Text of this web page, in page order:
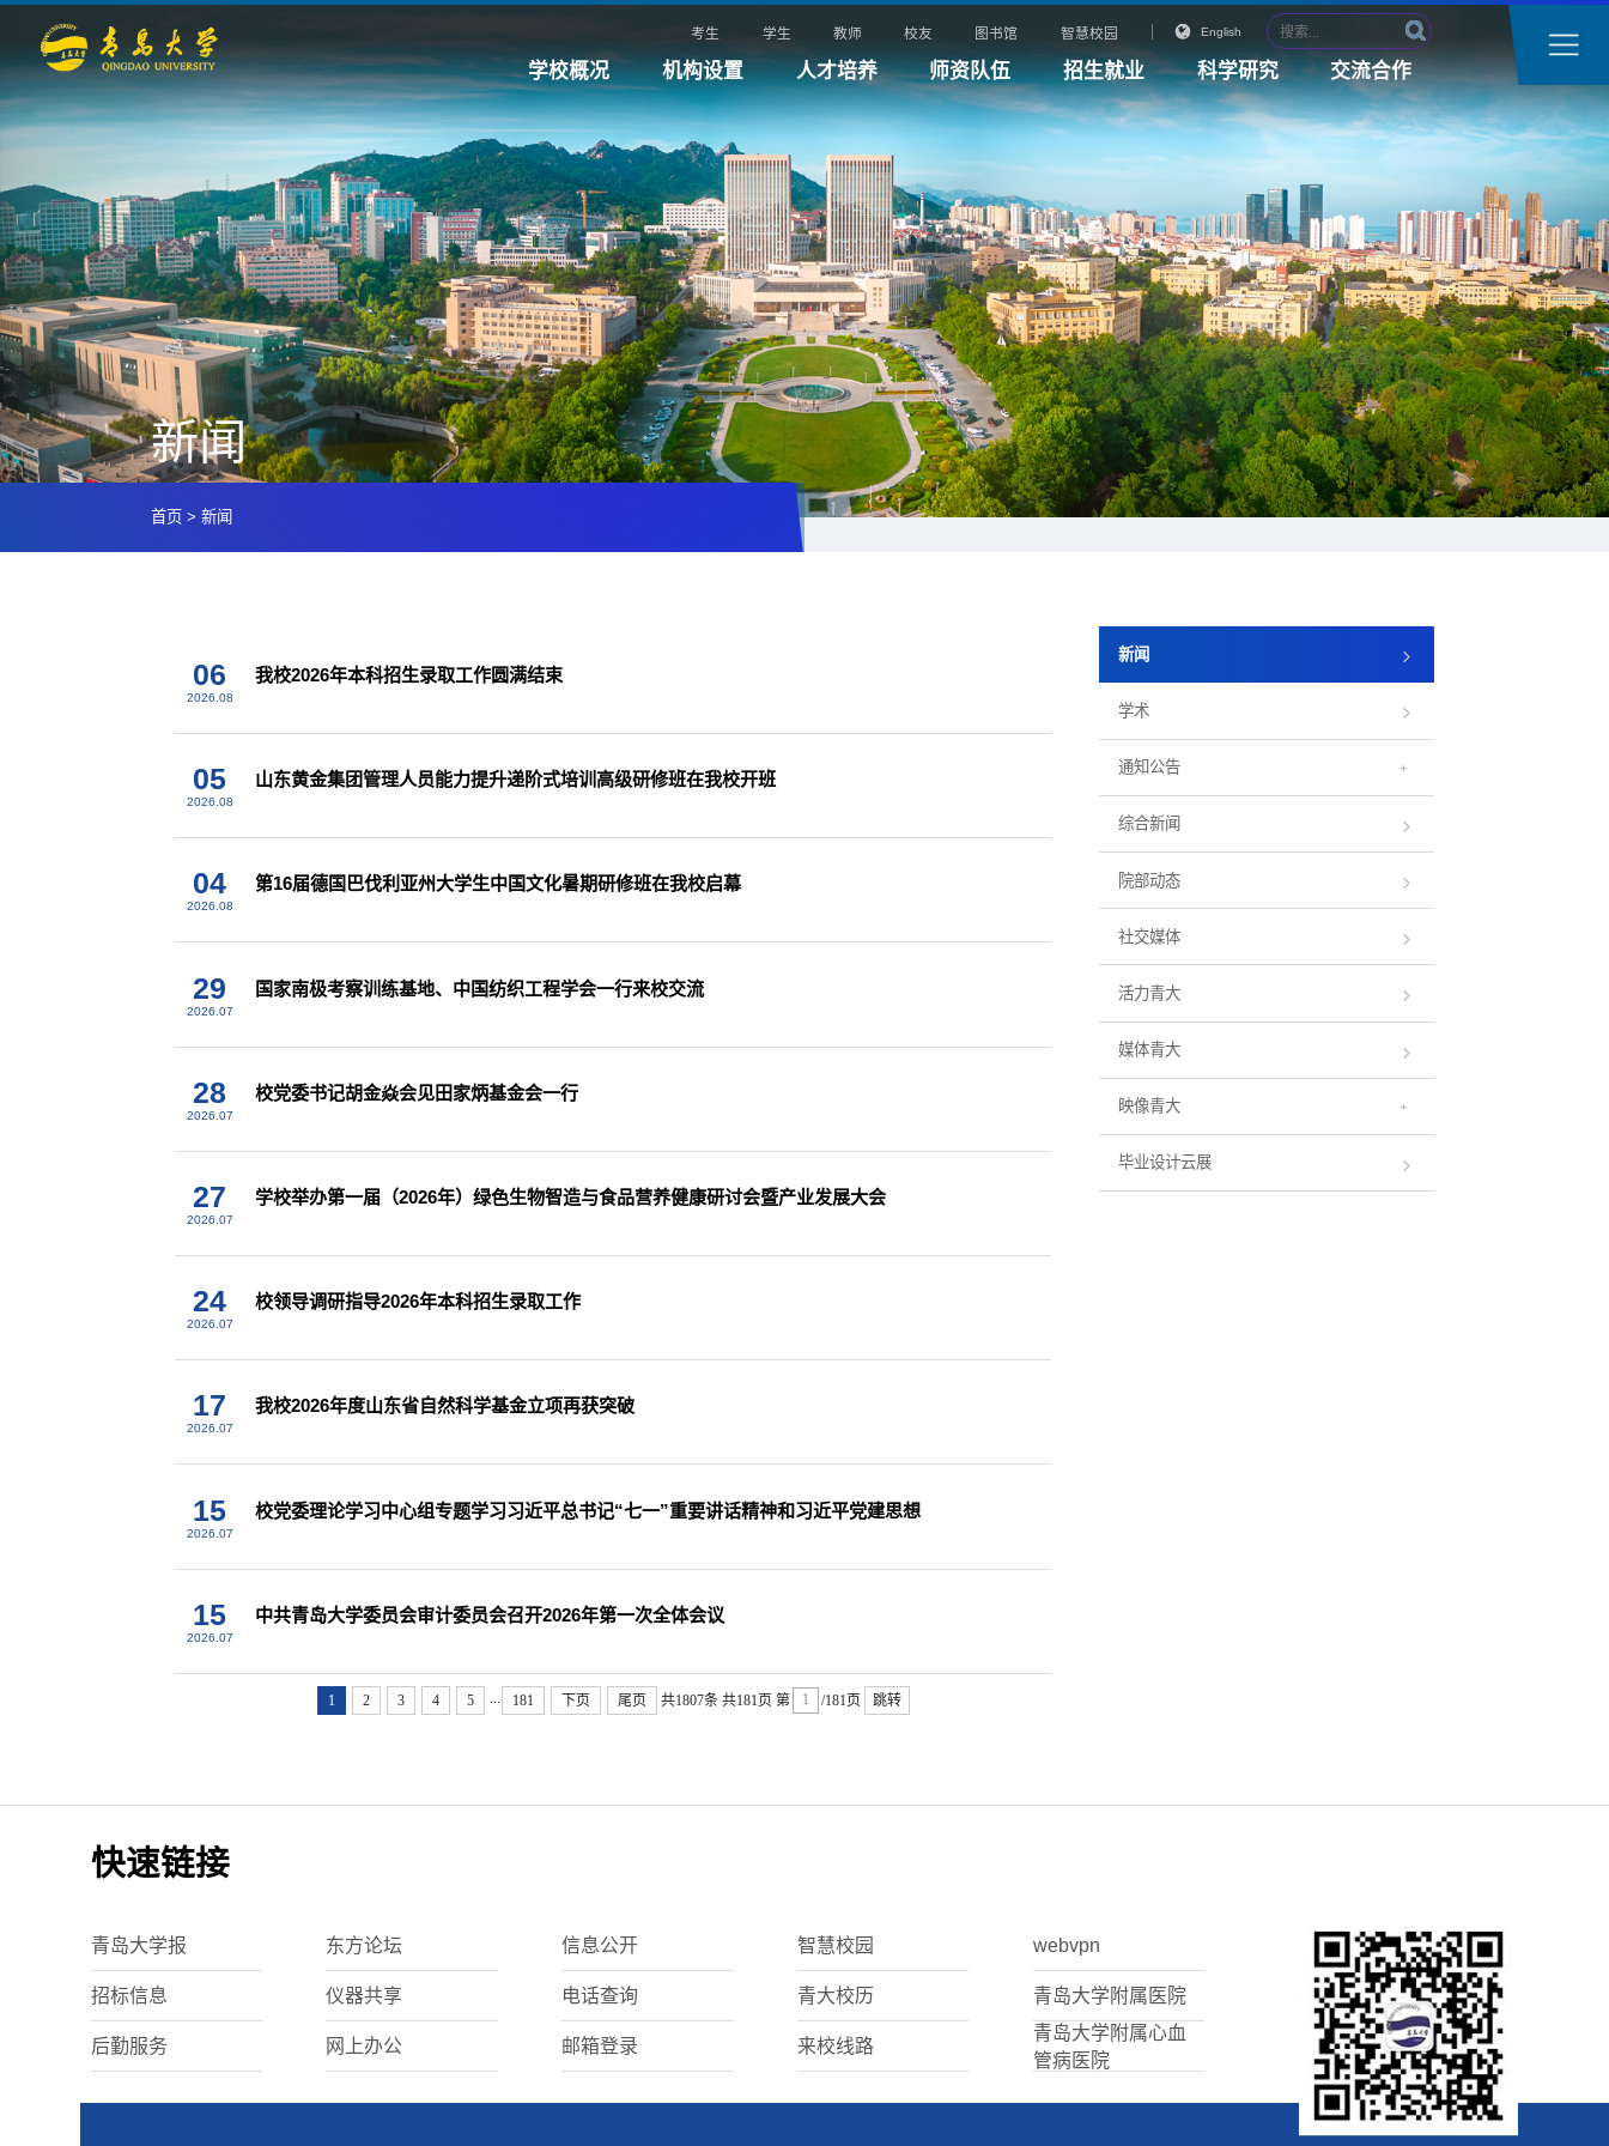
考生 学生 教师 校友 图书馆 智慧校园 English
学校概况 机构设置 人才培养 师资队伍 招生就业 科学研究 交流合作
新闻
首页 > 新闻
新闻
学术
通知公告
综合新闻
院部动态
社交媒体
活力青大
媒体青大
映像青大
毕业设计云展
06
2026.08
我校2026年本科招生录取工作圆满结束
05
2026.08
山东黄金集团管理人员能力提升递阶式培训高级研修班在我校开班
04
2026.08
第16届德国巴伐利亚州大学生中国文化暑期研修班在我校启幕
29
2026.07
国家南极考察训练基地、中国纺织工程学会一行来校交流
28
2026.07
校党委书记胡金焱会见田家炳基金会一行
27
2026.07
学校举办第一届（2026年）绿色生物智造与食品营养健康研讨会暨产业发展大会
24
2026.07
校领导调研指导2026年本科招生录取工作
17
2026.07
我校2026年度山东省自然科学基金立项再获突破
15
2026.07
校党委理论学习中心组专题学习习近平总书记“七一”重要讲话精神和习近平党建思想
15
2026.07
中共青岛大学委员会审计委员会召开2026年第一次全体会议
1 2 3 4 5 ... 181 下页 尾页 共1807条 共181页 第 /181页 跳转
快速链接
青岛大学报 东方论坛 信息公开 智慧校园 webvpn
招标信息 仪器共享 电话查询 青大校历 青岛大学附属医院
后勤服务 网上办公 邮箱登录 来校线路
青岛大学附属心血
管病医院